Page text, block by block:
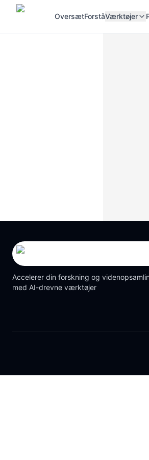
OversætForståVærktøjer
Accelerer din forskning og
med AI-drevne værktøjer